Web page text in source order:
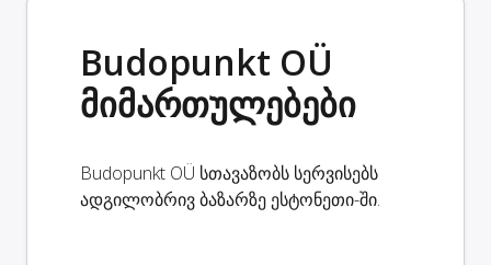
Budopunkt OÜ
მიმართულებები
Budopunkt OÜ სთავაზობს სერვისებს
ადგილობრივ ბაზარზე ესტონეთი-ში.